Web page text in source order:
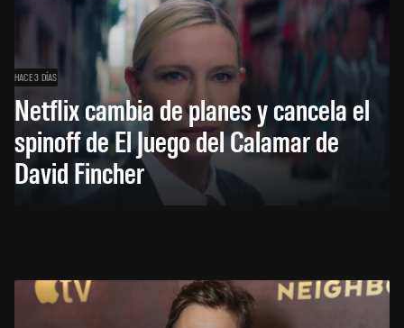
HACE 3 DÍAS
Netflix cambia de planes y cancela el
spinoff de El Juego del Calamar de
David Fincher